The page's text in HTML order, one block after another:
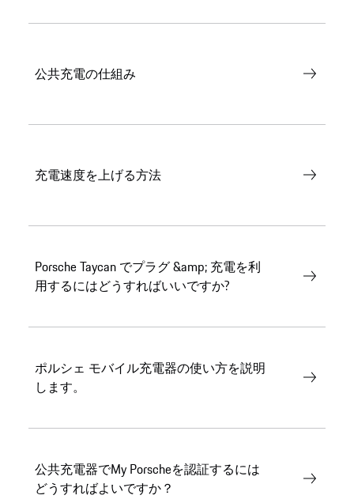
公共充電の仕組み
充電速度を上げる方法
Porsche Taycan でプラグ &amp; 充電を利
用するにはどうすればいいですか?
ポルシェ モバイル充電器の使い方を説明
します。
公共充電器でMy Porscheを認証するには
どうすればよいですか？